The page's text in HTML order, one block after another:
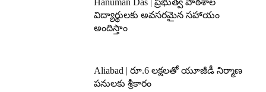
Hanuman Das | ప్రభుత్వ పాఠశాల
విద్యార్థులకు అవసరమైన సహాయం
అందిస్తాం
Aliabad | రూ.6 లక్షలతో యూజీడీ నిర్మాణ
పనులకు శ్రీకారం